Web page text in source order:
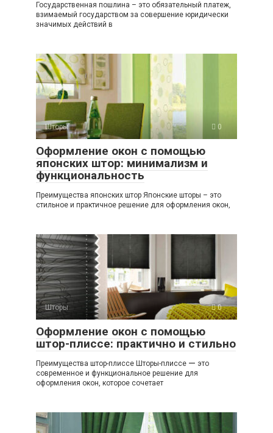
Государственная пошлина – это обязательный платеж,
взимаемый государством за совершение юридически
значимых действий в
Шторы 0
Оформление окон с помощью
японских штор: минимализм и
функциональность
Преимущества японских штор Японские шторы – это
стильное и практичное решение для оформления окон‚
Шторы 0
Оформление окон с помощью
штор-плиссе: практично и стильно
Преимущества штор-плиссе Шторы-плиссе ー это
современное и функциональное решение для
оформления окон, которое сочетает